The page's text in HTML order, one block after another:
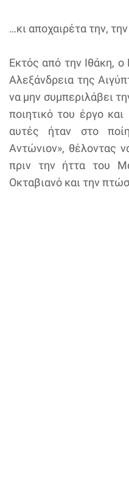
…κι αποχαιρέτα την,
Εκτός από την Ιθάκη,
Αλεξάνδρεια της
να μην συμπεριλάβει
ποιητικό του έργο
αυτές ήταν στο
Αντώνιον», θέλοντας
πριν την ήττα του
Οκταβιανό και την